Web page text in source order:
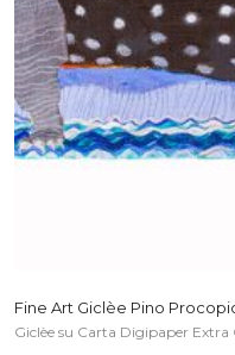
Fine Art Giclèe Pino
Giclèe su Carta Digipaper